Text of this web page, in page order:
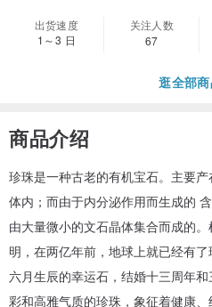
出货速度
1～3 日
关注人数
67
逛全部
商品介绍
珍珠是一种古老的有机宝石。主要
体内；而由于内分泌作用而生成的
由大量微小的文石晶体集合而成的
明，在两亿年前，地球上就已经有
六月生辰的幸运石，结婚十三周年
彩和高雅气质的珍珠，象征着健康